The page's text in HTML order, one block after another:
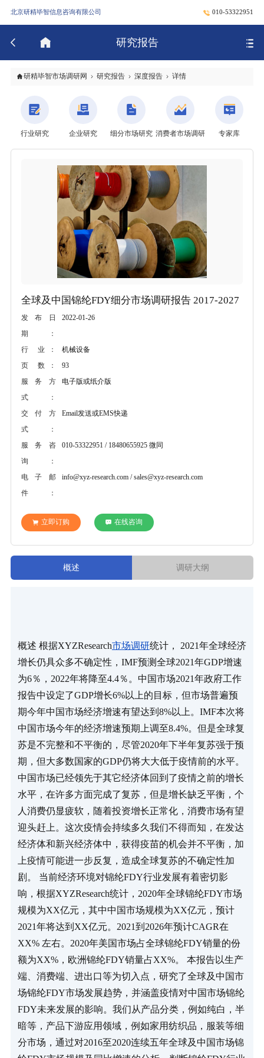
北京研精毕智信息咨询有限公司 010-53322951
研究报告
研精毕智市场调研网 研究报告 深度报告 详情
行业研究 企业研究 细分市场研究 消费者市场调研 专家库
全球及中国锦纶FDY细分市场调研报告 2017-2027
发布日
期：
2022-01-26
行 业：
机械设备
页 数：
93
服务方
式：
电子版或纸介版
交付方
式：
Email发送或EMS快递
服务咨
询：
010-53322951 / 18480655925 微同
电子邮
件：
info@xyz-research.com / sales@xyz-research.com
立即订购 在线咨询
概述 调研大纲
概述 根据XYZResearch市场调研统计， 2021年全球经济
增长仍具众多不确定性，IMF预测全球2021年GDP增速
为6％，2022年将降至4.4％。中国市场2021年政府工作
报告中设定了GDP增长6%以上的目标，但市场普遍预
期今年中国市场经济增速有望达到8%以上。IMF本次将
中国市场今年的经济增速预期上调至8.4%。但是全球复
苏是不完整和不平衡的，尽管2020年下半年复苏强于预
期，但大多数国家的GDP仍将大大低于疫情前的水平。
中国市场已经领先于其它经济体回到了疫情之前的增长
水平，在许多方面完成了复苏，但是增长缺乏平衡，个
人消费仍显疲软，随着投资增长正常化，消费市场有望
迎头赶上。这次疫情会持续多久我们不得而知，在发达
经济体和新兴经济体中，获得疫苗的机会并不平衡，加
上疫情可能进一步反复，造成全球复苏的不确定性加
剧。 当前经济环境对锦纶FDY行业发展有着密切影
响，根据XYZResearch统计，2020年全球锦纶FDY市场
规模为XX亿元，其中中国市场规模为XX亿元，预计
2021年将达到XX亿元。2021到2026年预计CAGR在
XX% 左右。2020年美国市场占全球锦纶FDY销量的份
额为XX%，欧洲锦纶FDY销量占XX%。 本报告以生产
端、消费端、进出口等为切入点，研究了全球及中国市
场锦纶FDY市场发展趋势，并涵盖疫情对中国市场锦纶
FDY未来发展的影响。我们从产品分类，例如纯白，半
暗等，产品下游应用领域，例如家用纺织品，服装等细
分市场，通过对2016至2020连续五年全球及中国市场锦